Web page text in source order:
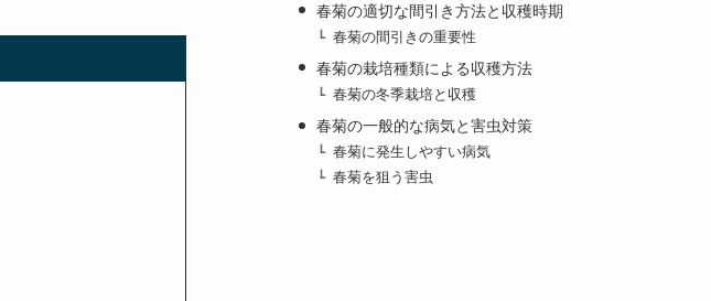
春菊の適切な間引き方法と収穫時期
春菊の間引きの重要性
春菊の栽培種類による収穫方法
春菊の冬季栽培と収穫
春菊の一般的な病気と害虫対策
春菊に発生しやすい病気
春菊を狙う害虫